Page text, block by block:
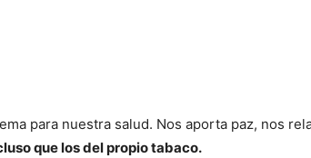
para nuestra salud. Nos aporta paz, nos
que los del propio tabaco.